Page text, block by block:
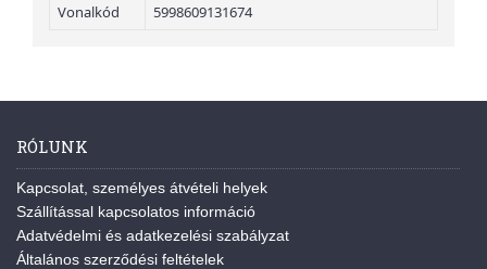
Vonalkód
5998609131674
RÓLUNK
Kapcsolat, személyes átvételi helyek
Szállítással kapcsolatos információ
Adatvédelmi és adatkezelési szabályzat
Általános szerződési feltételek